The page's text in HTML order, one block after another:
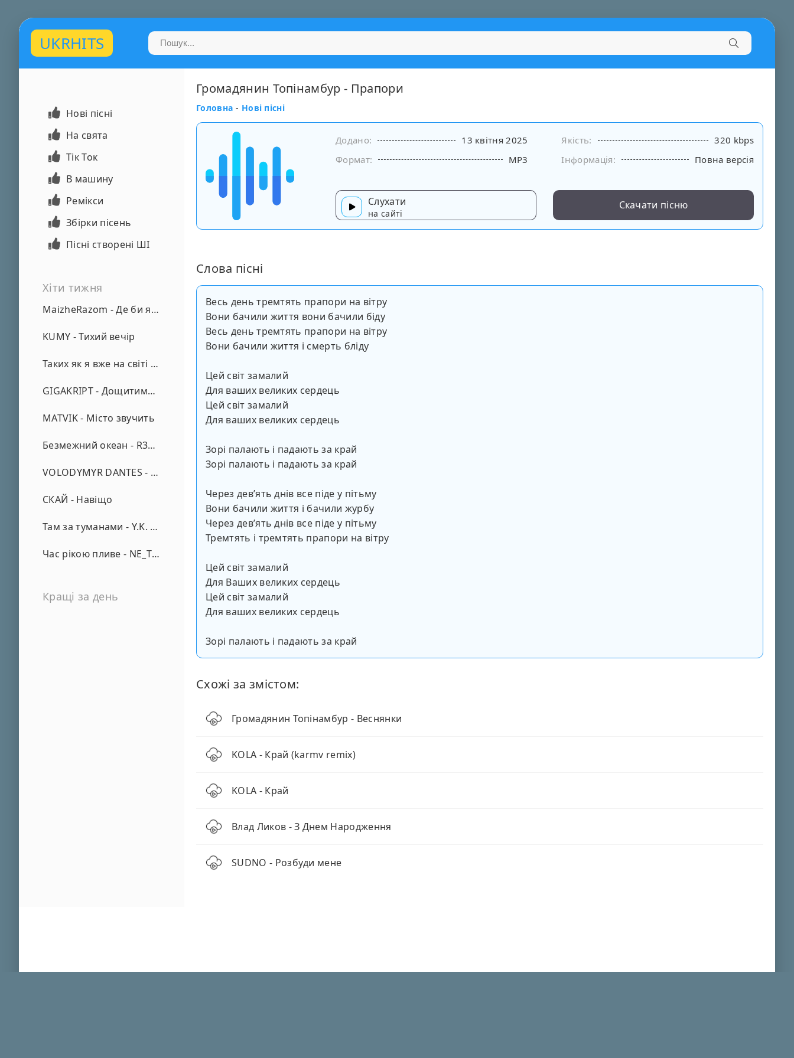
UKRHITS
Нові пісні
На свята
Тік Ток
В машину
Ремікси
Збірки пісень
Пісні створені ШІ
Хіти тижня
MaizheRazom - Де би я не був
KUMY - Тихий вечір
Таких як я вже на світі нема - А. Малярник
GIGAKRIPT - Дощитиме зима
MATVIK - Місто звучить
Безмежний океан - R3phase
VOLODYMYR DANTES - Просто кохаю (REMIX)
СКАЙ - Навіщо
Там за туманами - Y.K. Music
Час рікою пливе - NE_TVOYA_MRIYA
Кращі за день
Громадянин Топінамбур - Прапори
Головна - Нові пісні
Додано: 13 квітня 2025 Якість:
320 kbps
Формат:
MP3 Інформація: Повна версія
Слухати
на сайті
Скачати пісню
Слова пісні
Весь день тремтять прапори на вітру
Вони бачили життя вони бачили біду
Весь день тремтять прапори на вітру
Вони бачили життя і смерть бліду
Цей світ замалий
Для ваших великих сердець
Цей світ замалий
Для ваших великих сердець
Зорі палають і падають за край
Зорі палають і падають за край
Через девʼять днів все піде у пітьму
Вони бачили життя і бачили журбу
Через девʼять днів все піде у пітьму
Тремтять і тремтять прапори на вітру
Цей світ замалий
Для Ваших великих сердець
Цей світ замалий
Для ваших великих сердець
Зорі палають і падають за край
Схожі за змістом:
Громадянин Топінамбур - Веснянки
KOLA - Край (karmv remix)
KOLA - Край
Влад Ликов - З Днем Народження
SUDNO - Розбуди мене